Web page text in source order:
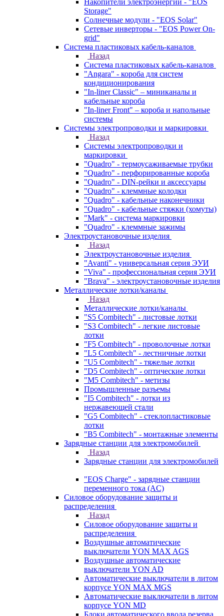
Накопители электроэнергии - "EOS
Storage"
Солнечные модули - "EOS Solar"
Сетевые инверторы - "EOS Power On-
grid"
Система пластиковых кабель-каналов
Назад
Система пластиковых кабель-каналов
"Angara" - короба для систем
кондиционирования
"In-liner Classic" – миниканалы и
кабельные короба
"In-liner Front" – короба и напольные
системы
Системы электропроводки и маркировки
Назад
Системы электропроводки и
маркировки
"Quadro" - термоусаживаемые трубки
"Quadro" - перфорированные короба
"Quadro" - DIN-рейки и аксессуары
"Quadro" - клеммные колодки
"Quadro" - кабельные наконечники
"Quadro" - кабельные стяжки (хомуты)
"Mark" - система маркировки
"Quadro" - клеммные зажимы
Электроустановочные изделия
Назад
Электроустановочные изделия
"Avanti" - универсальная серия ЭУИ
"Viva" - профессиональная серия ЭУИ
"Brava" - электроустановочные изделия
Металлические лотки/каналы
Назад
Металлические лотки/каналы
"S5 Combitech" - листовые лотки
"S3 Combitech" - легкие листовые
лотки
"F5 Combitech" - проволочные лотки
"L5 Combitech" - лестничные лотки
"U5 Combitech" - тяжелые лотки
"D5 Combitech" - оптические лотки
"M5 Combitech" - метизы
Промышленные разъемы
"I5 Combitech" - лотки из
нержавеющей стали
"G5 Combitech" - стеклопластиковые
лотки
"B5 Combitech" - монтажные элементы
Зарядные станции для электромобилей
Назад
Зарядные станции для электромобилей
"EOS Charge" - зарядные станции
переменного тока (AC)
Силовое оборудование защиты и
распределения
Назад
Силовое оборудование защиты и
распределения
Воздушные автоматические
выключатели YON MAX AGS
Воздушные автоматические
выключатели YON AD
Автоматические выключатели в литом
корпусе YON MAX MGS
Автоматические выключатели в литом
корпусе YON MD
Блоки автоматического ввода резерва